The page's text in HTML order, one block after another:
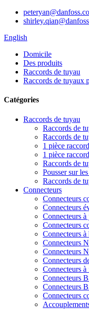
English
Domicile
Des produits
Raccords de tuyau
Raccords de tuyaux
Catégories
Raccords de tuyau
Raccords de
Raccords de
1 pièce
1 pièce
Raccords de
Pousser sur
Raccords de
Connecteurs
Connecteurs
Connecteurs
Connecteurs
Connecteurs
Connecteurs à
Connecteurs
Connecteurs
Connecteurs
Connecteurs
Connecteurs
Connecteurs
Connecteurs